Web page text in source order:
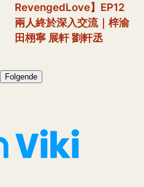
RevengedLove】EP12
兩人終於深入交流｜梓渝
田栩寧 展軒 劉軒丞
Folgende